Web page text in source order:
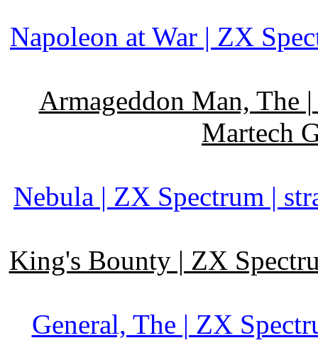
Napoleon at War | ZX
Armageddon Man, The
Martech
Nebula | ZX Spectrum |
King's Bounty | ZX
General, The | ZX